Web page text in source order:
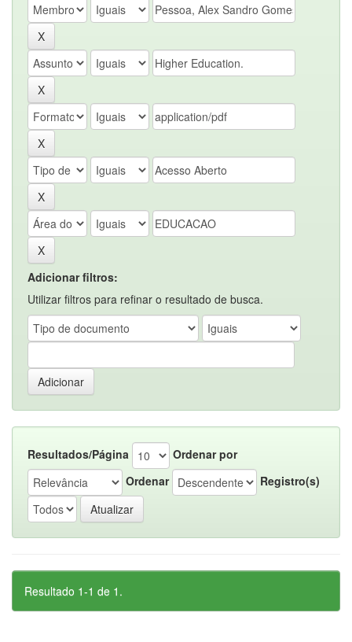
Adicionar filtros:
Utilizar filtros para refinar o resultado de busca.
Resultados/Página
Ordenar por
Ordenar
Registro(s)
Resultado 1-1 de 1.